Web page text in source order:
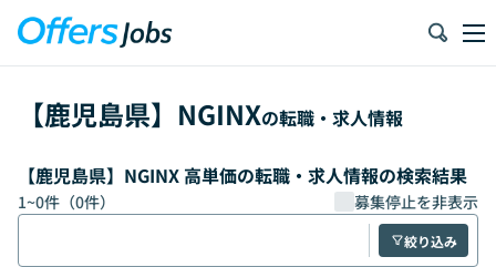
【鹿児島県】 NGINXの転職・求人情報
【鹿児島県】NGINX 高単価の転職・求人情報の検索結果
1~0件（0件） 募集停止を非表示
絞り込み